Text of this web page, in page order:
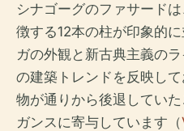
シナゴーグのファサード
徴する12本の柱が印象的
ガの外観と新古典主義の
の建築トレンドを反映し
物が通りから後退してい
ガンスに寄与しています（